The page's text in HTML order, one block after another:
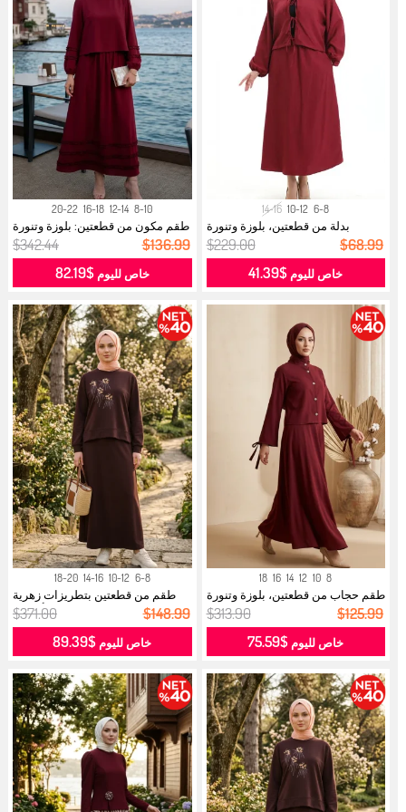
6-8
10-12
14-16
بدلة من قطعتين، بلوزة وتنورة
بتفاصي...
$229.00 $68.99
خاص لليوم $41.39
8-10
12-14
16-18
20-22
طقم مكون من قطعتين: بلوزة وتنورة
مك...
$342.44 $136.99
خاص لليوم$82.19
8
10
12
14
16
18
طقم حجاب من قطعتين، بلوزة وتنورة
بت...
$313.90 $125.99
خاص لليوم $75.59
6-8
10-12
14-16
18-20
طقم من قطعتين بتطريزات زهرية
وأحجار...
$371.00 $148.99
خاص لليوم $89.39